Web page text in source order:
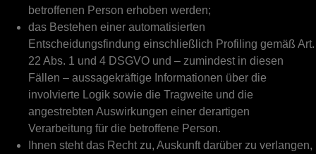
betroffenen Person erhoben werden;
das Bestehen einer automatisierten
Entscheidungsfindung einschließlich Profiling gemäß Art.
22 Abs. 1 und 4 DSGVO und – zumindest in diesen
Fällen – aussagekräftige Informationen über die
involvierte Logik sowie die Tragweite und die
angestrebten Auswirkungen einer derartigen
Verarbeitung für die betroffene Person.
Ihnen steht das Recht zu, Auskunft darüber zu verlangen,